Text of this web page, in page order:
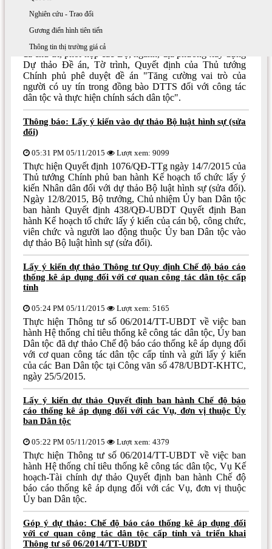
Nghiên cứu - Trao đổi
Gương điển hình tiên tiến
Thông tin thị trường giá cả
05:34 PM 05/11/2015
Thực hiện nhiệm vụ Thủ tướng Chính phủ giao Quyết
định số 276/QĐ-TTg ngày 18/02/2014, Ủy ban Dân tộc
đã chủ trì, phối hợp các Bộ, ngành, địa phương xây dựng
Dự thảo Đề án, Tờ trình, Quyết định của Thủ tướng
Chính phủ phê duyệt đề án "Tăng cường vai trò của
người có uy tín trong đồng bào DTTS đối với công tác
dân tộc và thực hiện chính sách dân tộc".
Thông báo: Lấy ý kiến vào dự thảo Bộ luật hình sự (sửa
đổi)
05:31 PM 05/11/2015 Lượt xem: 9099
Thực hiện Quyết định 1076/QĐ-TTg ngày 14/7/2015 của
Thủ tướng Chính phủ ban hành Kế hoạch tổ chức lấy ý
kiến Nhân dân đối với dự thảo Bộ luật hình sự (sửa đổi).
Ngày 12/8/2015, Bộ trưởng, Chủ nhiệm Ủy ban Dân tộc
ban hành Quyết định 438/QĐ-UBDT Quyết định Ban
hành Kế hoạch tổ chức lấy ý kiến của cán bộ, công chức,
viên chức và người lao động thuộc Ủy ban Dân tộc vào
dự thảo Bộ luật hình sự (sửa đổi).
Lấy ý kiến dự thảo Thông tư Quy định Chế độ báo cáo
thống kê áp dụng đối với cơ quan công tác dân tộc cấp
tỉnh
05:24 PM 05/11/2015 Lượt xem: 5165
Thực hiện Thông tư số 06/2014/TT-UBDT về việc ban
hành Hệ thống chỉ tiêu thống kê công tác dân tộc, Ủy ban
Dân tộc đã dự thảo Chế độ báo cáo thống kê áp dụng đối
với cơ quan công tác dân tộc cấp tỉnh và gửi lấy ý kiến
của các Ban Dân tộc tại Công văn số 478/UBDT-KHTC,
ngày 25/5/2015.
Lấy ý kiến dự thảo Quyết định ban hành Chế độ báo
cáo thống kê áp dụng đối với các Vụ, đơn vị thuộc Ủy
ban Dân tộc
05:22 PM 05/11/2015 Lượt xem: 4379
Thực hiện Thông tư số 06/2014/TT-UBDT về việc ban
hành Hệ thống chỉ tiêu thống kê công tác dân tộc, Vụ Kế
hoạch-Tài chính dự thảo Quyết định ban hành Chế độ
báo cáo thống kê áp dụng đối với các Vụ, đơn vị thuộc
Ủy ban Dân tộc.
Góp ý dự thảo: Chế độ báo cáo thống kê áp dụng đối
với cơ quan công tác dân tộc cấp tỉnh và triển khai
Thông tư số 06/2014/TT-UBDT